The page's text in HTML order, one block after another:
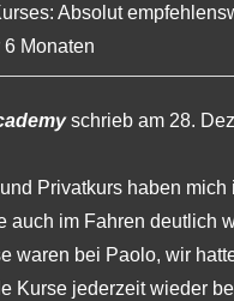
Absolut
6 Monaten
schrieb am 28.
Privatkurs haben mich
auch im Fahren deutlich
waren bei Paolo, wir
Kurse jederzeit wieder